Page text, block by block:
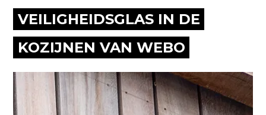
VEILIGHEIDSGLAS IN DE
KOZIJNEN VAN WEBO